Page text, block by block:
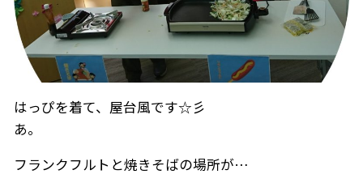
はっぴを着て、屋台風です☆彡
あ。
フランクフルトと焼きそばの場所が…